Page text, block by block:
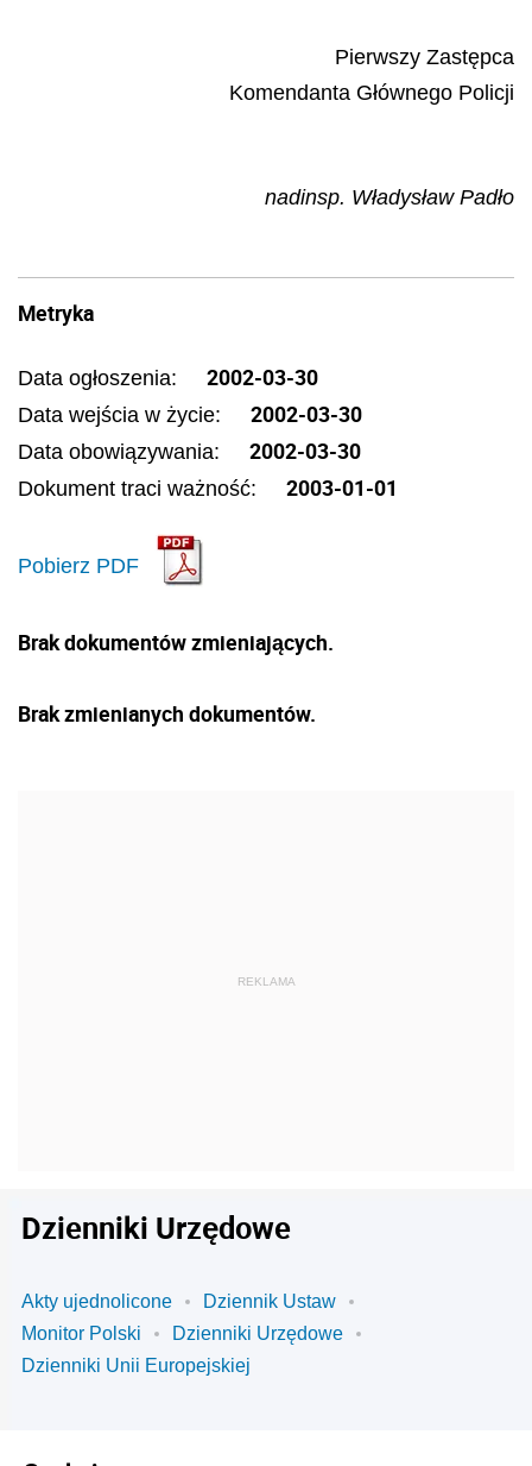
Pierwszy Zastępca
Komendanta Głównego Policji
nadinsp. Władysław Padło
Metryka
Data ogłoszenia: 2002-03-30
Data wejścia w życie: 2002-03-30
Data obowiązywania: 2002-03-30
Dokument traci ważność: 2003-01-01
Pobierz PDF
Brak dokumentów zmieniających.
Brak zmienianych dokumentów.
Dzienniki Urzędowe
Akty ujednolicone
Dziennik Ustaw
Monitor Polski
Dzienniki Urzędowe
Dzienniki Unii Europejskiej